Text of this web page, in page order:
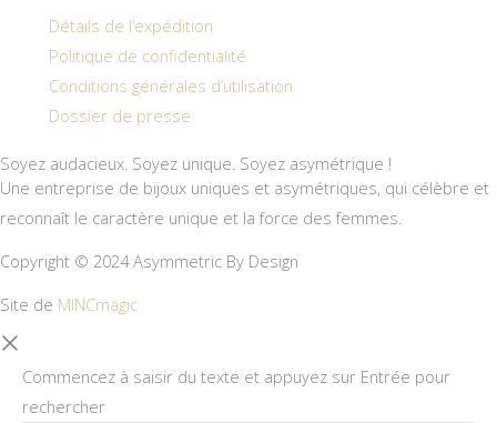
Détails de l’expédition
Politique de confidentialité
Conditions générales d’utilisation
Dossier de presse
Soyez audacieux. Soyez unique. Soyez asymétrique !
Une entreprise de bijoux uniques et asymétriques, qui célèbre et
reconnaît le caractère unique et la force des femmes.
Copyright © 2024 Asymmetric By Design
Site de MINCmagic
Commencez à saisir du texte et appuyez sur Entrée pour
rechercher